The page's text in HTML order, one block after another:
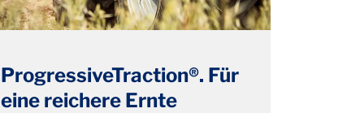
ProgressiveTraction®. Für
eine reichere Ernte